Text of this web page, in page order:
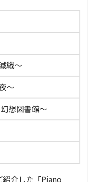
戦〜
〜
想図書館〜
紹介した「Piano